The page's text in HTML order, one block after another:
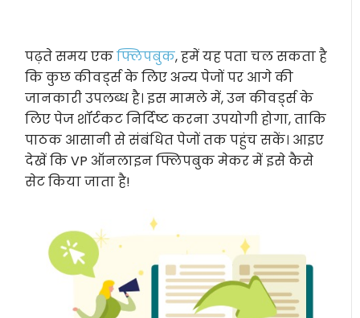
पढ़ते समय एकफ्लिपबुक, हमें यह पता चल सकता है
कि कुछ कीवर्ड्स के लिए अन्य पेजों पर आगे की
जानकारी उपलब्ध है। इस मामले में, उन कीवर्ड्स के
लिए पेज शॉर्टकट निर्दिष्ट करना उपयोगी होगा, ताकि
पाठक आसानी से संबंधित पेजों तक पहुंच सकें। आइए
देखें कि VP ऑनलाइन फ्लिपबुक मेकर में इसे कैसे
सेट किया जाता है!